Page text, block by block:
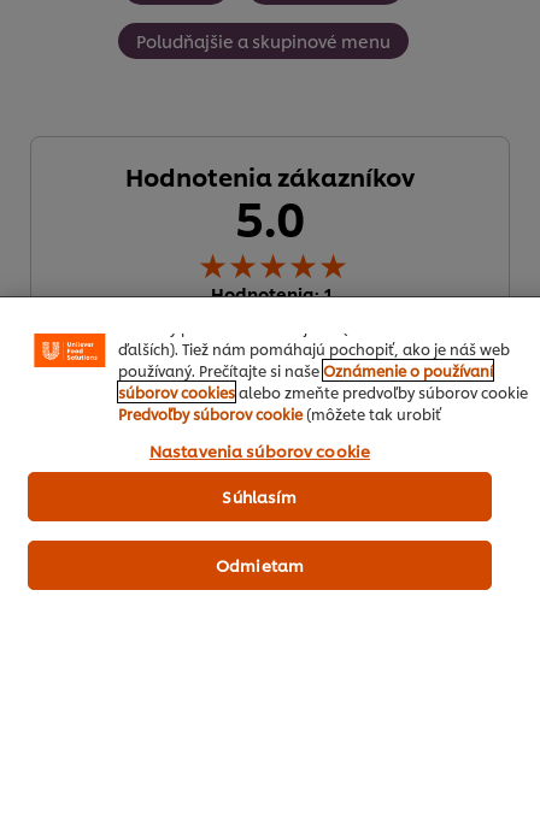
Poludňajšie a skupinové menu
Hodnotenia zákazníkov
5.0
Hodnotenia: 1
5
1
Odoslať hodnotenie
sme mohli zlepšiť Vaše skúsenosti s našim webom.
Súbory cookies Vám umožňujú využívať niektoré funkcie
(ako je napr. Ukladanie online nákupného košíka),
funkcia zdieľanie na sociálnych sieťach (pre Facebook,
ďalších). Tiež nám pomáhajú pochopiť, ako je náš web
používaný. Prečítajte si našeOznámenie o používaní
súborov cookiesalebo zmeňte predvoľby súborov cookie
Predvoľby súborov cookie(môžete tak urobiť
dávate aktívny súhlas s používaním súborov cookies.
Nastavenia súborov cookie
Odmietam
Súhlasím